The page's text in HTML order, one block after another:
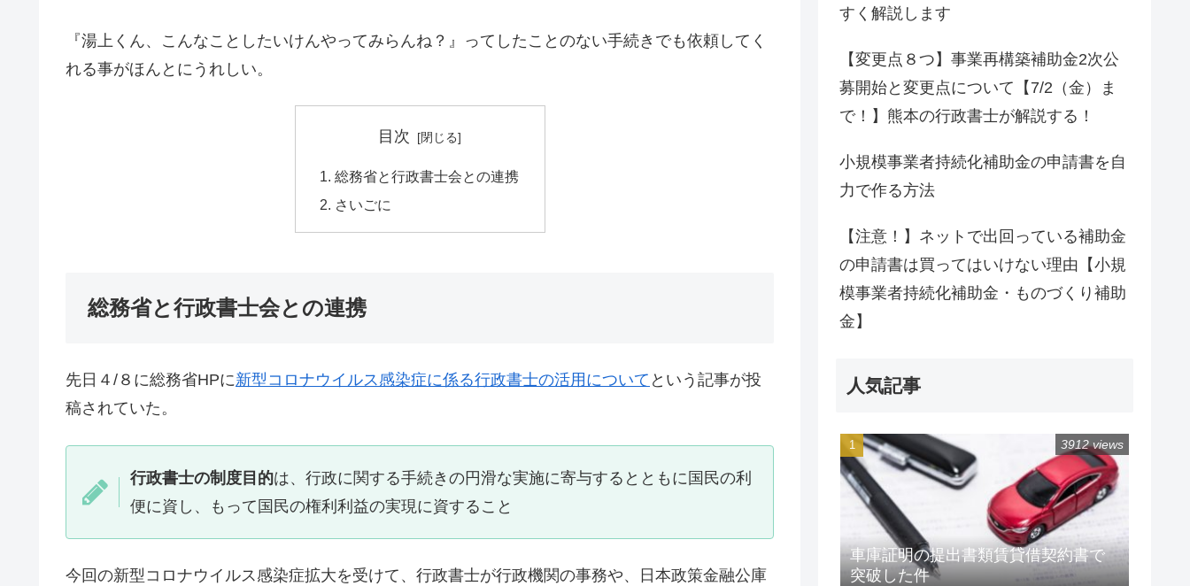
『湯上くん、こんなことしたいけんやってみらんね？』ってしたことのない手続きでも依頼してく
れる事がほんとにうれしい。
目次
総務省と行政書士会との連携
さいごに
総務省と行政書士会との連携
先日４/８に総務省HPに新型コロナウイルス感染症に係る行政書士の活用について という記事が投
稿されていた。
行政書士の制度目的は、行政に関する手続きの円滑な実施に寄与するとともに国民の利
便に資し、もって国民の権利利益の実現に資すること
今回の新型コロナウイルス感染症拡大を受けて、行政書士が行政機関の事務や、日本政策金融公庫
すく解説します
【変更点８つ】事業再構築補助金2次公
募開始と変更点について【7/2（金）ま
で！】熊本の行政書士が解説する！
小規模事業者持続化補助金の申請書を自
力で作る方法
【注意！】ネットで出回っている補助金
の申請書は買ってはいけない理由【小規
模事業者持続化補助金・ものづくり補助
金】
人気記事
車庫証明の提出書類賃貸借契約書で
突破した件
3912 views